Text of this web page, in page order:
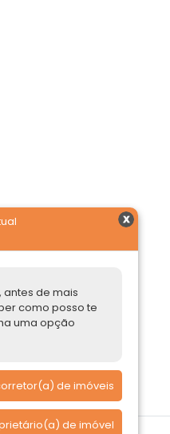
antes de mais
como posso te
uma opção
de imóveis
de imóvel